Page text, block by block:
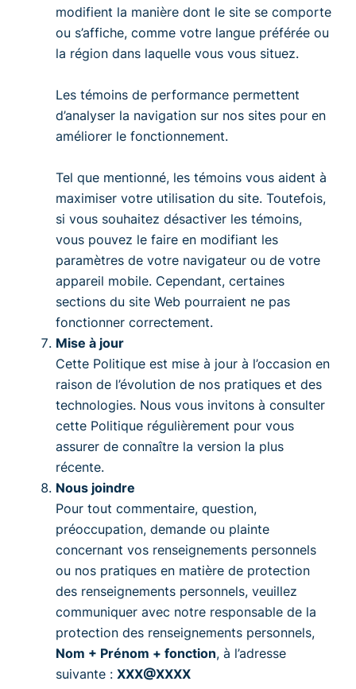
modifient la manière dont le site se comporte
ou s’affiche, comme votre langue préférée ou
la région dans laquelle vous vous situez.
Lestémoins de performance permettent
d’analyser la navigation sur nos sites pour en
améliorer le fonctionnement.
Tel que mentionné, les témoins vous aident à
maximiser votre utilisation du site. Toutefois,
si vous souhaitez désactiver les témoins,
vous pouvez le faire en modifiant les
paramètres de votre navigateur ou de votre
appareil mobile. Cependant, certaines
sections du site Web pourraient ne pas
fonctionner correctement.
Mise à jour
Cette Politique est mise à jour à l’occasion en
raison de l’évolution de nos pratiques et des
technologies. Nous vous invitons à consulter
cette Politique régulièrement pour vous
assurer de connaître la version la plus
récente.
Nous joindre
Pour tout commentaire, question,
préoccupation, demande ou plainte
concernant vos renseignements personnels
ou nos pratiques en matière de protection
des renseignements personnels, veuillez
communiquer avec notre responsable de la
protection des renseignements personnels,
Nom + Prénom + fonction, à l’adresse
suivante :XXX@XXXX